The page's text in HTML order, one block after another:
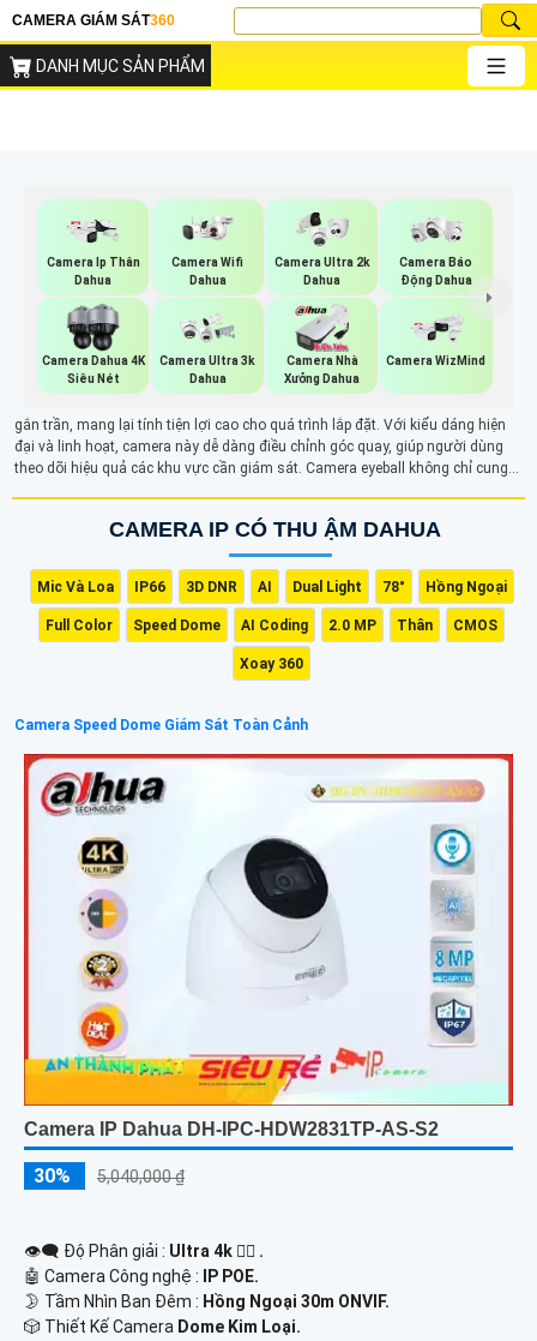
CAMERA GIÁM SÁT360
DANH MỤC SẢN PHẨM
Camera Ip Thân
Dahua
Camera Wifi
Dahua
Camera Ultra 2k
Dahua
Camera Báo
Động Dahua
Camera Dahua 4K
Siêu Nét
Camera Ultra 3k
Dahua
Camera Nhà
Xưởng Dahua
Camera WizMind
gắn trần, mang lại tính tiện lợi cao cho quá trình lắp đặt. Với kiểu dáng hiện
đại và linh hoạt, camera này dễ dàng điều chỉnh góc quay, giúp người dùng
theo dõi hiệu quả các khu vực cần giám sát. Camera eyeball không chỉ cung
CAMERA IP CÓ THU ẬM DAHUA
Mic Và Loa IP66 3D DNR AI Dual Light 78° Hồng Ngoại
Full Color Speed Dome AI Coding 2.0 MP Thân CMOS
Xoay 360
Camera Speed Dome Giám Sát Toàn Cảnh
Camera IP Dahua DH-IPC-HDW2831TP-AS-S2
30% 5,040,000 ₫
👁️‍🗨 Độ Phân giải : Ultra 4k 👍🏾 .
🤖️ Camera Công nghệ :
IP POE.
🌛 Tầm Nhìn Ban Đêm : Hồng Ngoại 30m ONVIF.
🎲 Thiết Kế Camera Dome Kim Loại.